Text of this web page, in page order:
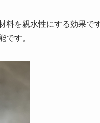
料を親水性にする効果で
す。